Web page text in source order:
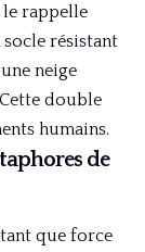
le rappelle
socle résistant
neige
double
humains.
de
que force